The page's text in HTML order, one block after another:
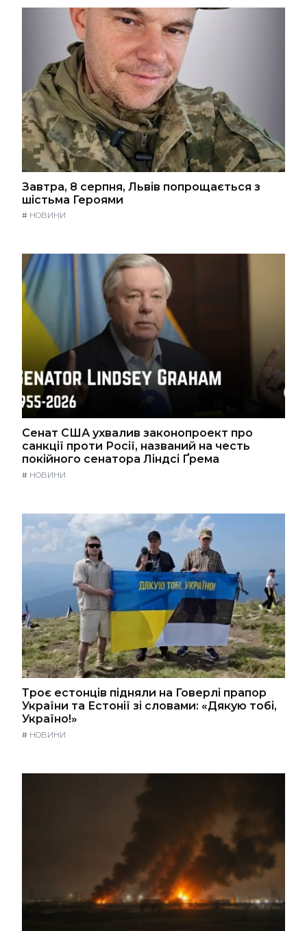
Завтра, 8 серпня, Львів попрощається з
шістьма Героями
# НОВИНИ
Сенат США ухвалив законопроект про
санкції проти Росії, названий на честь
покійного сенатора Ліндсі Ґрема
# НОВИНИ
Троє естонців підняли на Говерлі прапор
України та Естонії зі словами: «Дякую тобі,
Україно!»
# НОВИНИ